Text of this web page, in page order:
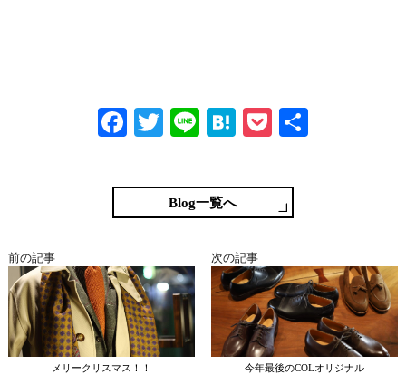
Fa
bo
ok
T
tte
r
Li
H
en
a
P
ke
t
Blog一覧へ
前の記事
メリークリスマス！！
次の記事
今年最後のCOLオリジナル